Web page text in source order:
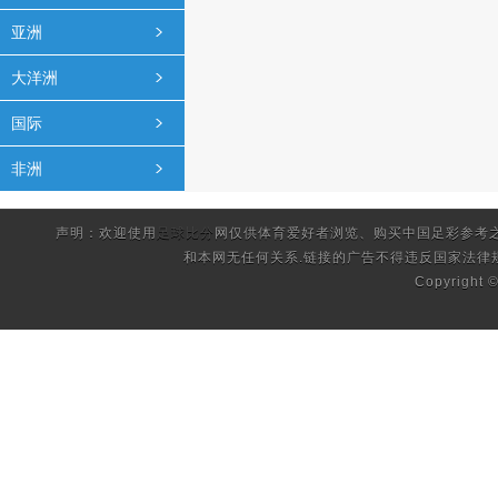
亚洲
大洋洲
国际
非洲
声明：欢迎使用 足球比分 网仅供体育爱好者浏览、购买中国足彩参
和本网无任何关系.链接的广告不得违反国家法律
Copyright